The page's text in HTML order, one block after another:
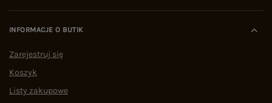
INFORMACJE O BUTIK
Zarejestruj się
Koszyk
Listy zakupowe